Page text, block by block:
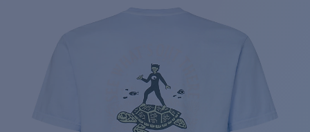
Quantité:
Gratuit
Quantité: